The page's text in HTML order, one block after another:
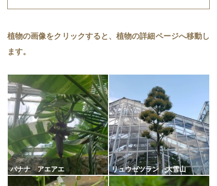
植物の画像をクリックすると、植物の詳細ページへ移動し
ます。
バナナ アエアエ リュウゼツラン 大雪山